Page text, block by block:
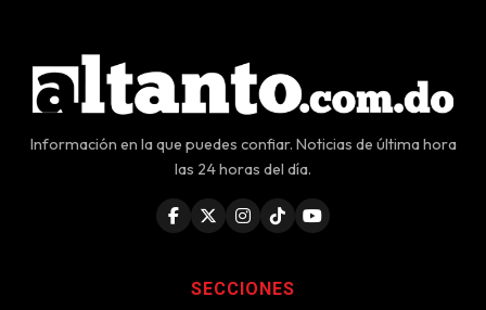
Información en la que puedes confiar. Noticias de última hora
las 24 horas del día.
SECCIONES